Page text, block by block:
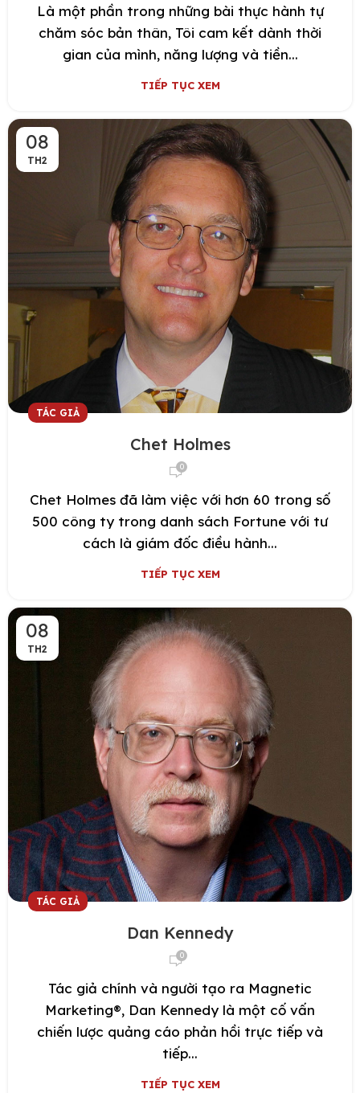
Là một phần trong những bài thực hành tự
chăm sóc bản thân, Tôi cam kết dành thời
gian của mình, năng lượng và tiền...
TIẾP TỤC XEM
08
TH2
TÁC GIẢ
Chet Holmes
0
Chet Holmes đã làm việc với hơn 60 trong số
500 công ty trong danh sách Fortune với tư
cách là giám đốc điều hành...
TIẾP TỤC XEM
08
TH2
TÁC GIẢ
Dan Kennedy
0
Tác giả chính và người tạo ra Magnetic
Marketing®, Dan Kennedy là một cố vấn
chiến lược quảng cáo phản hồi trực tiếp và
tiếp...
TIẾP TỤC XEM